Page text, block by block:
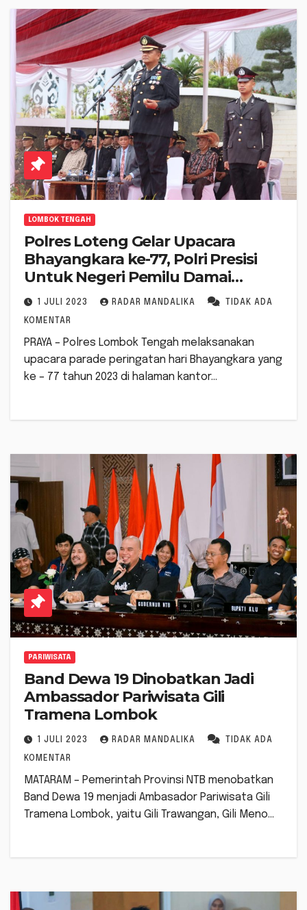
LOMBOK TENGAH
Polres Loteng Gelar Upacara
Bhayangkara ke-77, Polri Presisi
Untuk Negeri Pemilu Damai
Menuju Indonesia Maju
1 JULI 2023 RADAR MANDALIKA TIDAK ADA
KOMENTAR
PRAYA – Polres Lombok Tengah melaksanakan
upacara parade peringatan hari Bhayangkara yang
ke – 77 tahun 2023 di halaman kantor…
PARIWISATA
Band Dewa 19 Dinobatkan Jadi
Ambassador Pariwisata Gili
Tramena Lombok
1 JULI 2023 RADAR MANDALIKA TIDAK ADA
KOMENTAR
MATARAM – Pemerintah Provinsi NTB menobatkan
Band Dewa 19 menjadi Ambasador Pariwisata Gili
Tramena Lombok, yaitu Gili Trawangan, Gili Meno…